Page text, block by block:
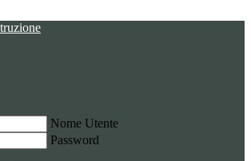
Nome Utente
Password